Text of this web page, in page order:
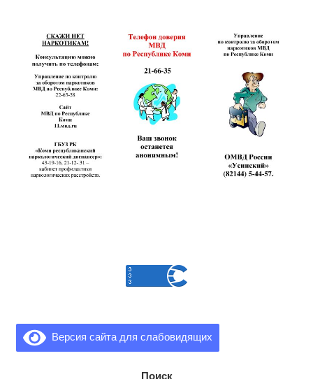
Версия сайта для слабовидящих
Поиск